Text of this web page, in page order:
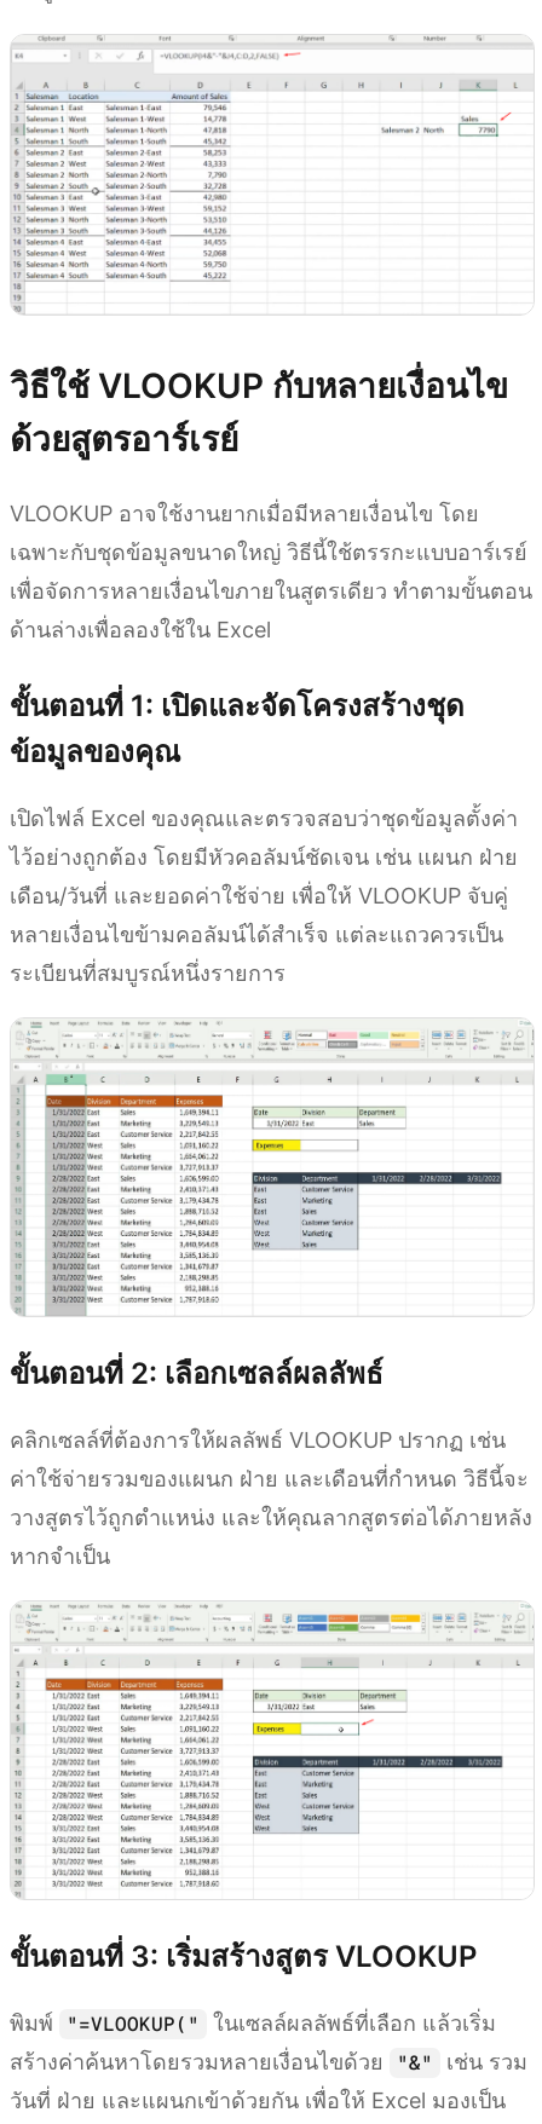
วิธีใช้ VLOOKUP กับหลายเงื่อนไข
ด้วยสูตรอาร์เรย์
VLOOKUP อาจใช้งานยากเมื่อมีหลายเงื่อนไข โดย
เฉพาะกับชุดข้อมูลขนาดใหญ่ วิธีนี้ใช้ตรรกะแบบอาร์เรย์
เพื่อจัดการหลายเงื่อนไขภายในสูตรเดียว ทำตามขั้นตอน
ด้านล่างเพื่อลองใช้ใน Excel
ขั้นตอนที่ 1: เปิดและจัดโครงสร้างชุด
ข้อมูลของคุณ
เปิดไฟล์ Excel ของคุณและตรวจสอบว่าชุดข้อมูลตั้งค่า
ไว้อย่างถูกต้อง โดยมีหัวคอลัมน์ชัดเจน เช่น แผนก ฝ่าย
เดือน/วันที่ และยอดค่าใช้จ่าย เพื่อให้ VLOOKUP จับคู่
หลายเงื่อนไขข้ามคอลัมน์ได้สำเร็จ แต่ละแถวควรเป็น
ระเบียนที่สมบูรณ์หนึ่งรายการ
ขั้นตอนที่ 2: เลือกเซลล์ผลลัพธ์
คลิกเซลล์ที่ต้องการให้ผลลัพธ์ VLOOKUP ปรากฏ เช่น
ค่าใช้จ่ายรวมของแผนก ฝ่าย และเดือนที่กำหนด วิธีนี้จะ
วางสูตรไว้ถูกตำแหน่ง และให้คุณลากสูตรต่อได้ภายหลัง
หากจำเป็น
ขั้นตอนที่ 3: เริ่มสร้างสูตร VLOOKUP
พิมพ์ "=VLOOKUP("
ในเซลล์ผลลัพธ์ที่เลือก แล้วเริ่ม
สร้างค่าค้นหาโดยรวมหลายเงื่อนไขด้วย
"&"
เช่น รวม
วันที่ ฝ่าย และแผนกเข้าด้วยกัน เพื่อให้ Excel มองเป็น